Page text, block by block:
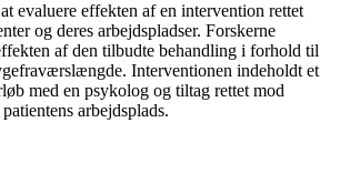
evaluere effekten af en intervention rettet
og deres arbejdspladser. Forskerne
af den tilbudte behandling i forhold til
Interventionen indeholdt et
med en psykolog og tiltag rettet mod
arbejdsplads.